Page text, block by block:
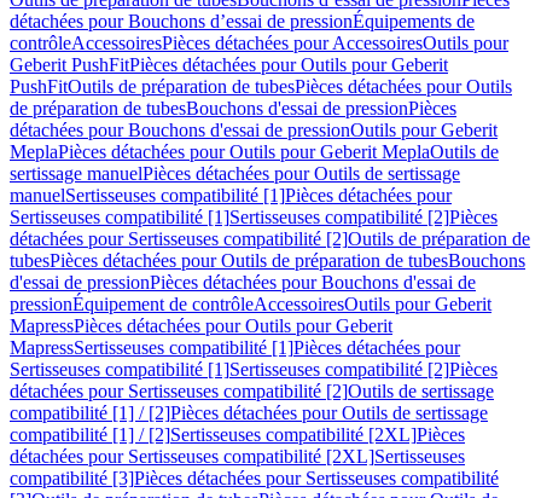
détachées pour Bouchons d’essai de pressionÉquipements de
contrôleAccessoiresPièces détachées pour AccessoiresOutils pour
Geberit PushFitPièces détachées pour Outils pour Geberit
PushFitOutils de préparation de tubesPièces détachées pour Outils
de préparation de tubesBouchons d'essai de pressionPièces
détachées pour Bouchons d'essai de pressionOutils pour Geberit
MeplaPièces détachées pour Outils pour Geberit MeplaOutils de
sertissage manuelPièces détachées pour Outils de sertissage
manuelSertisseuses compatibilité [1]Pièces détachées pour
Sertisseuses compatibilité [1]Sertisseuses compatibilité [2]Pièces
détachées pour Sertisseuses compatibilité [2]Outils de préparation de
tubesPièces détachées pour Outils de préparation de tubesBouchons
d'essai de pressionPièces détachées pour Bouchons d'essai de
pressionÉquipement de contrôleAccessoiresOutils pour Geberit
MapressPièces détachées pour Outils pour Geberit
MapressSertisseuses compatibilité [1]Pièces détachées pour
Sertisseuses compatibilité [1]Sertisseuses compatibilité [2]Pièces
détachées pour Sertisseuses compatibilité [2]Outils de sertissage
compatibilité [1] / [2]Pièces détachées pour Outils de sertissage
compatibilité [1] / [2]Sertisseuses compatibilité [2XL]Pièces
détachées pour Sertisseuses compatibilité [2XL]Sertisseuses
compatibilité [3]Pièces détachées pour Sertisseuses compatibilité